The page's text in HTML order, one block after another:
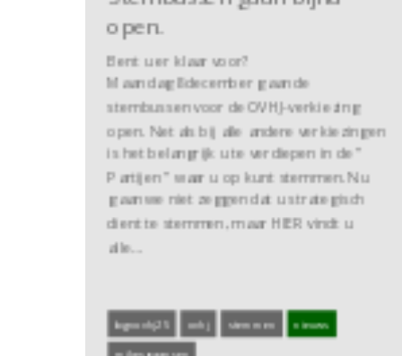
open.
Bent u er klaar voor?
Maandag 8 december gaan de
stembussen voor de OVHJ-verkiezing
open. Net als bij alle andere verkiezingen
is het belangrijk u te verdiepen in de ”
Partijen ” waar u op kunt stemmen. Nu
gaan we niet zeggen dat u strategisch
dient te stemmen, maar HIER vindt u
alle…
bgnovhj25 ovhj stemmen nieuws